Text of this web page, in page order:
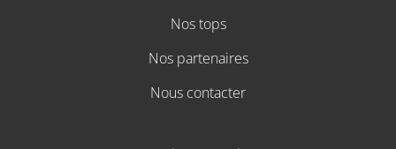
Nos tops
Nos partenaires
Nous contacter